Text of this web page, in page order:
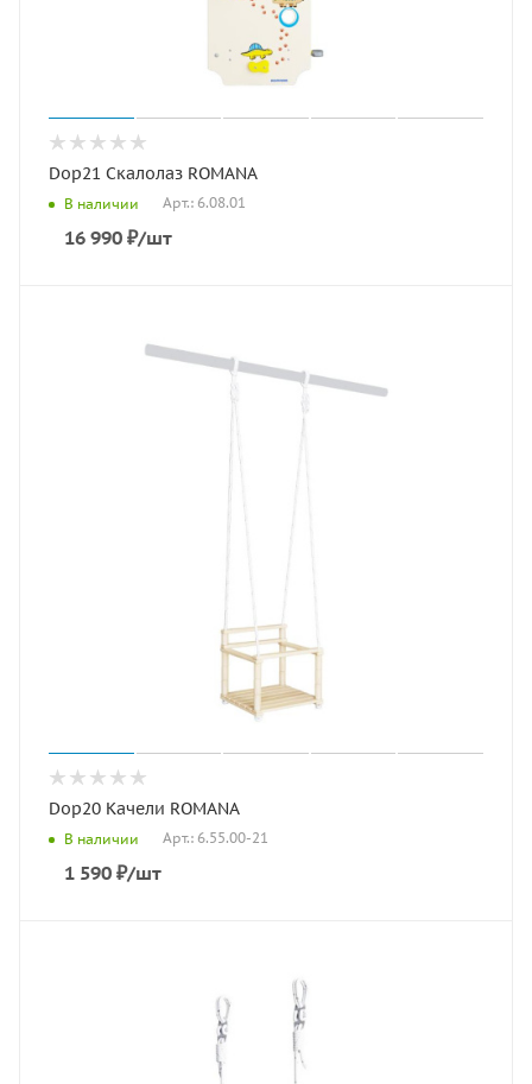
Dop21 Скалолаз ROMANA
В наличии Арт.: 6.08.01
16 990 ₽/шт
Dop20 Качели ROMANA
В наличии Арт.: 6.55.00-21
1 590 ₽/шт